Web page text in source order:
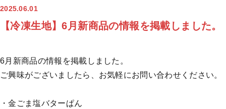
2025.06.01
【冷凍生地】6月新商品の情報を掲載しました。
6月新商品の情報を掲載しました。
ご興味がございましたら、お気軽にお問い合わせください。
・金ごま塩バターぱん